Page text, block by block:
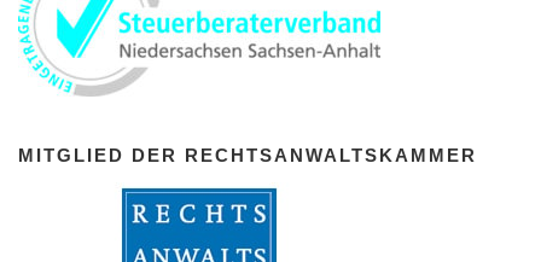
MITGLIED DER RECHTSANWALTSKAMMER